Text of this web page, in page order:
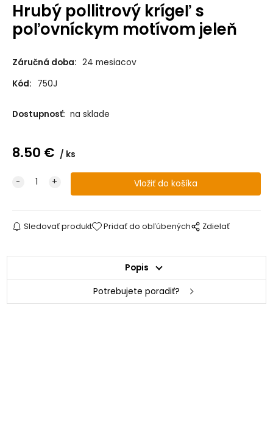
Hrubý pollitrový krígeľ s
poľovníckym motívom jeleň
Záručná doba: 24 mesiacov
Kód: 750J
Dostupnosť: na sklade
8.50 € ks
Sledovať produkt Pridať do obľúbených Zdielať
Popis
Potrebujete poradiť?